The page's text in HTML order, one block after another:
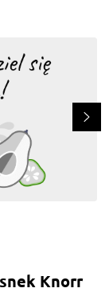
Knorr